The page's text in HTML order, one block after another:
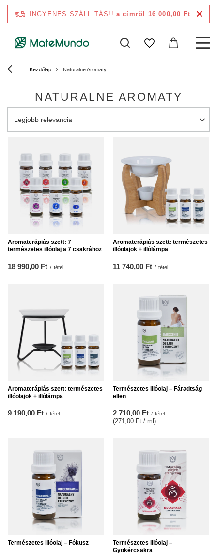
INGYENES SZÁLLÍTÁS!! a címről 16 000,00 Ft
Kezdőlap Naturalne Aromaty
NATURALNE AROMATY
A rendezés megváltoztatása
Legjobb relevancia
Aromaterápiás szett: 7
természetes illóolaj a 7 csakrához
18 990,00 Ft / tétel
Aromaterápiás szett: természetes
illóolajok + illólámpa
11 740,00 Ft / tétel
Aromaterápiás szett: természetes
illóolajok + illólámpa
9 190,00 Ft / tétel
Természetes illóolaj – Fáradtság
ellen
2 710,00 Ft / tétel
(271,00 Ft / ml )
Természetes illóolaj – Fókusz
Természetes illóolaj –
Gyökércsakra